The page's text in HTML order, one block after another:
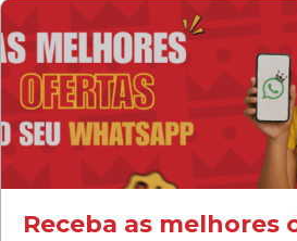
Receba as